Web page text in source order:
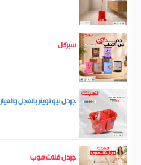
سيركل
جردل نيو توينز بالعجل والغيار
جردل فلات موب